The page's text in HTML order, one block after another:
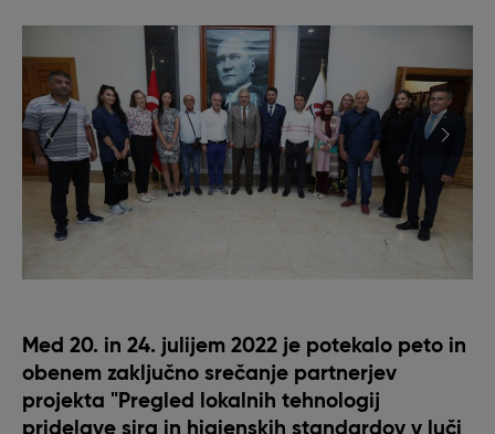
Med 20. in 24. julijem 2022 je potekalo peto in
obenem zaključno srečanje partnerjev
projekta "Pregled lokalnih tehnologij
pridelave sira in higienskih standardov v luči